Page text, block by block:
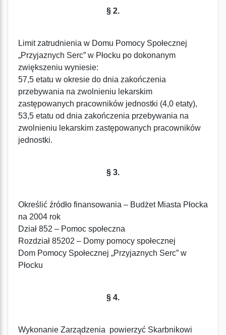
§ 2.
Limit zatrudnienia w Domu Pomocy Społecznej
„Przyjaznych Serc” w Płocku po dokonanym
zwiększeniu wyniesie:
57,5 etatu w okresie do dnia zakończenia
przebywania na zwolnieniu lekarskim
zastępowanych pracowników jednostki (4,0 etaty),
53,5 etatu od dnia zakończenia przebywania na
zwolnieniu lekarskim zastępowanych pracowników
jednostki.
§ 3.
Określić źródło finansowania – Budżet Miasta Płocka
na 2004 rok
Dział 852 – Pomoc społeczna
Rozdział 85202 – Domy pomocy społecznej
Dom Pomocy Społecznej „Przyjaznych Serc” w
Płocku
§ 4.
Wykonanie Zarządzenia powierzyć Skarbnikowi